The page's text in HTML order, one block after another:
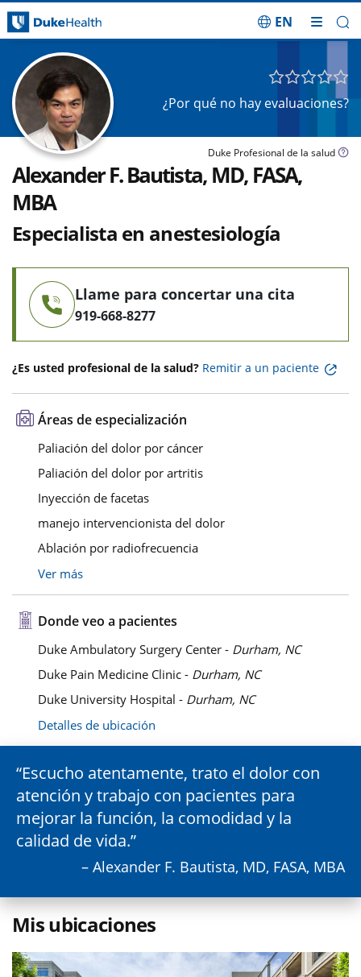
EN
¿Por qué no hay evaluaciones?
Duke Profesional de la salud
Alexander F. Bautista, MD, FASA,
MBA
Especialista en anestesiología
Llame para concertar una cita
919-668-8277
¿Es usted profesional de la salud? Remitir a un paciente
Áreas de especialización
Paliación del dolor por cáncer
Paliación del dolor por artritis
Inyección de facetas
manejo intervencionista del dolor
Ablación por radiofrecuencia
Ver más
Donde veo a pacientes
Duke Ambulatory Surgery Center - Durham, NC
Duke Pain Medicine Clinic - Durham, NC
Duke University Hospital - Durham, NC
Detalles de ubicación
Escucho atentamente, trato el dolor con
atención y trabajo con pacientes para
mejorar la función, la comodidad y la
calidad de vida.
– Alexander F. Bautista, MD, FASA, MBA
Mis ubicaciones